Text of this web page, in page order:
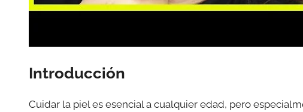
Introducción
Cuidar la piel es esencial a cualquier edad, pero